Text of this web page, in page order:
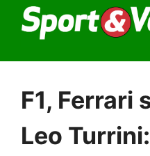
contenuto
F1, Ferrari
Leo